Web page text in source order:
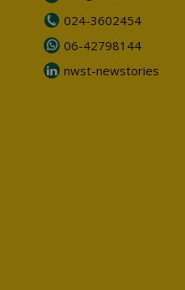
024-3602454
06-42798144
nwst-newstories